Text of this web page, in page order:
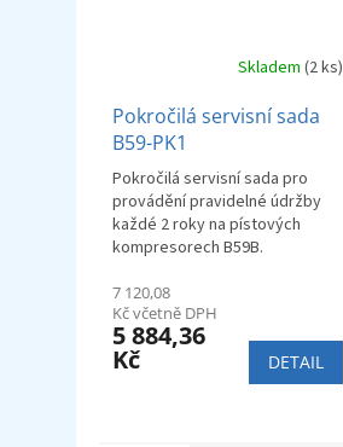
Skladem (2 ks)
Pokročilá servisní sada
B59-PK1
Pokročilá servisní sada pro
provádění pravidelné údržby
každé 2 roky na pístových
kompresorech B59B.
7 120,08
Kč včetně DPH
5 884,36
Kč DETAIL